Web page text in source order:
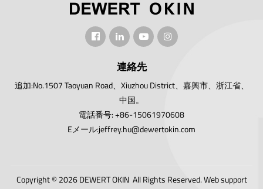
連絡先
追加:No.1507 Taoyuan Road、Xiuzhou District、嘉興市、浙江省、
中国。
電話番号: +86-15061970608
Eメール:jeffrey.hu@dewertokin.com
Copyright © 2026 DEWERT OKIN All Rights Reserved.Web support